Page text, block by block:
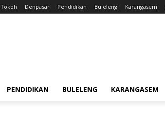
Tokoh Denpasar Pendidikan Buleleng Karangasem
PENDIDIKAN BULELENG KARANGASEM